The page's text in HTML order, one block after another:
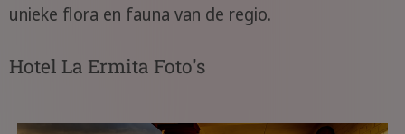
unieke flora en fauna van de regio.
Hotel La Ermita Foto's